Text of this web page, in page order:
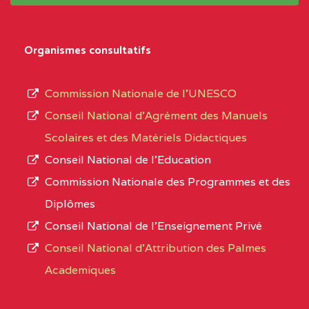
D'ENSEIGNEMENT
PROFESSIONNEL
(CEGEP) STE FOI BP
:4740 YAOUNDE
CENTRE
COLLEGE PANAFRICAIN
DE L'EXCELLENCE BP
CENTRE
COLLEGE PRIVE
type
L’offre
d’éducation
de
Organismes consultatifs
Commission Nationale de l’UNESCO
Conseil National d’Agrément des Manuels
Scolaires et des Matériels Didactiques
Conseil National de l’Education
Commission Nationale des Programmes et des
Diplômes
Conseil National de l’Enseignement Privé
Conseil National d'Attribution des Palmes
Academiques